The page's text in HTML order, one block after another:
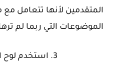
المتقدمين لأنها تتعامل
الموضوعات التي ربما لم
3. استخدم لوح المعلومات